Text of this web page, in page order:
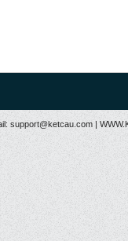
support@ketcau.com |